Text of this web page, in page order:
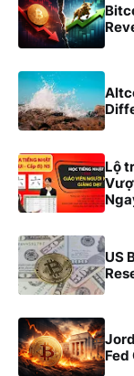
Lộ
US
Fed